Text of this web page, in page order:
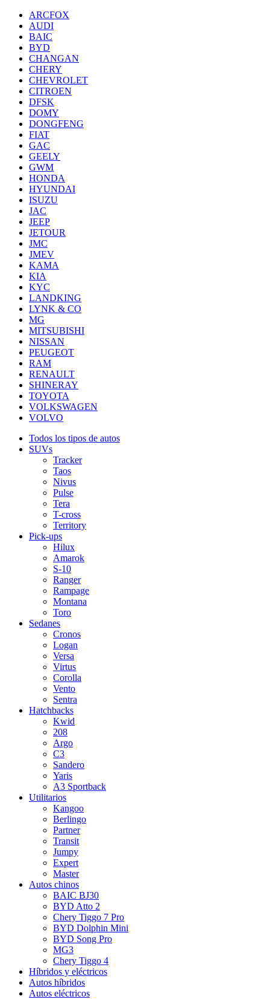
ARCFOX
AUDI
BAIC
BYD
CHANGAN
CHERY
CHEVROLET
CITROEN
DFSK
DOMY
DONGFENG
FIAT
GAC
GEELY
GWM
HONDA
HYUNDAI
ISUZU
JAC
JEEP
JETOUR
JMC
JMEV
KAMA
KIA
KYC
LANDKING
LYNK & CO
MG
MITSUBISHI
NISSAN
PEUGEOT
RAM
RENAULT
SHINERAY
TOYOTA
VOLKSWAGEN
VOLVO
Todos los tipos de autos
SUVs
Tracker
Taos
Nivus
Pulse
Tera
T-cross
Territory
Pick-ups
Hilux
Amarok
S-10
Ranger
Rampage
Montana
Toro
Sedanes
Cronos
Logan
Versa
Virtus
Corolla
Vento
Sentra
Hatchbacks
Kwid
208
Argo
C3
Sandero
Yaris
A3 Sportback
Utilitarios
Kangoo
Berlingo
Partner
Transit
Jumpy
Expert
Master
Autos chinos
BAIC BJ30
BYD Atto 2
Chery Tiggo 7 Pro
BYD Dolphin Mini
BYD Song Pro
MG3
Chery Tiggo 4
Híbridos y eléctricos
Autos híbridos
Autos eléctricos